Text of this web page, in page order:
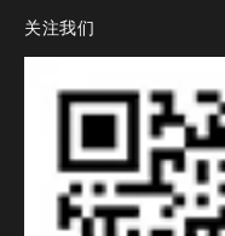
toggle view
关注我们